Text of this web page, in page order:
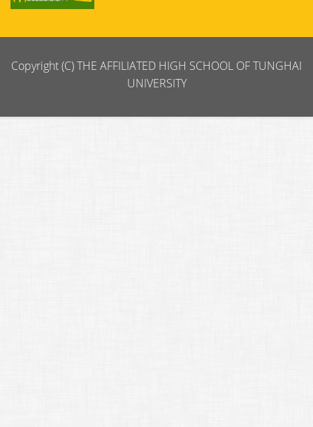
Copyright (C) THE AFFILIATED HIGH SCHOOL OF TUNGHAI
UNIVERSITY